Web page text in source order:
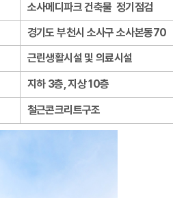
소사메디파크 건축물 정기점검
경기도 부천시 소사구 소사본동70
근린생활시설 및 의료시설
지하 3층, 지상 10층
철근콘크리트구조